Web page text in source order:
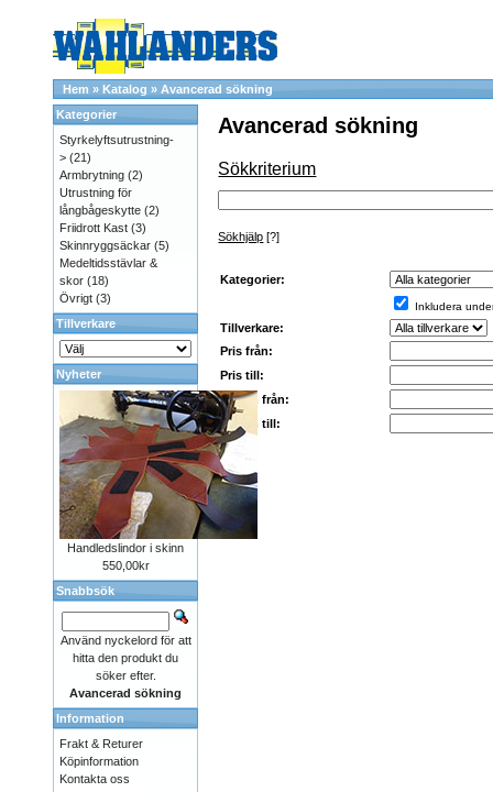
Hem »Katalog »Avancerad sökning
Avancerad sökning
Sökkriterium
Sökhjälp [?]
Kategorier:
Inkludera
Tillverkare:
Pris från:
Pris till:
Datum från:
Datum till:
Kategorier
Styrkelyftsutrustning-
> (21)
Armbrytning (2)
Utrustning för
långbågeskytte (2)
Friidrott Kast (3)
Skinnryggsäckar (5)
Medeltidsstävlar &
skor (18)
Övrigt (3)
Tillverkare
Nyheter
Handledslindor i skinn
550,00kr
Snabbsök
Använd nyckelord för att
hitta den produkt du
söker efter.
Avancerad sökning
Information
Frakt & Returer
Köpinformation
Kontakta oss